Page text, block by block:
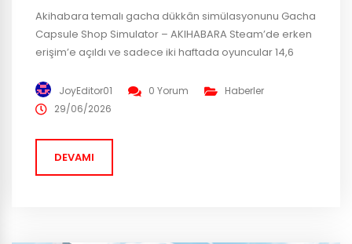
Akihabara temalı gacha dükkân simülasyonunu Gacha
Capsule Shop Simulator – AKIHABARA Steam’de erken
erişim’e açıldı ve sadece iki haftada oyuncular 14,6
VTuber topluluklarını adeta kasıp kavurdu. Oyunun en
yüksek satış yaptığı ülke Japonya oldu. Japon oyun
Shop Simulator...
JoyEditor01 0 Yorum
Haberler
29/06/2026
DEVAMI